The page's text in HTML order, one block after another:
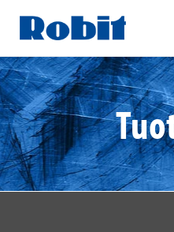
Skip
to
content